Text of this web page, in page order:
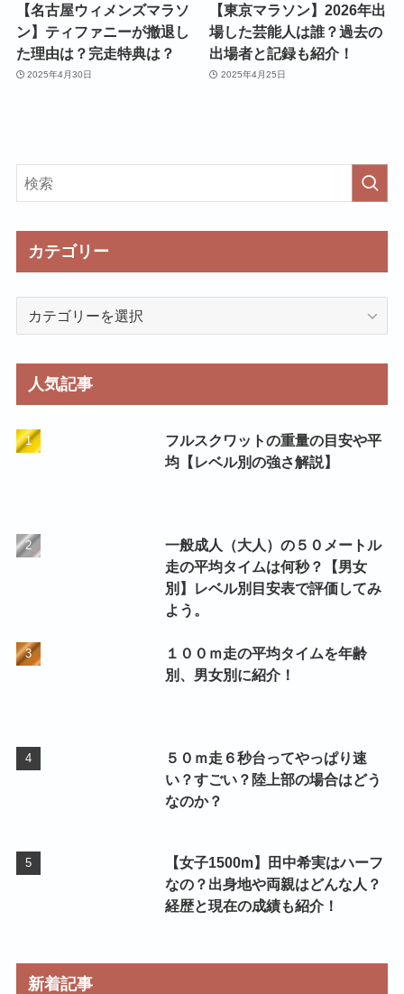
【名古屋ウィメンズマラソ
ン】ティファニーが撤退し
た理由は？完走特典は？
2025年4月30日
【東京マラソン】2026年出
場した芸能人は誰？過去の
出場者と記録も紹介！
2025年4月25日
カテゴリー
ー
人気記事
フルスクワットの重量の目安や平
均【レベル別の強さ解説】
一般成人（大人）の５０メートル
走の平均タイムは何秒？【男女
別】レベル別目安表で評価してみ
よう。
１００ｍ走の平均タイムを年齢
別、男女別に紹介！
５０ｍ走６秒台ってやっぱり速
い？すごい？陸上部の場合はどう
なのか？
【女子1500m】田中希実はハーフ
なの？出身地や両親はどんな人？
経歴と現在の成績も紹介！
新着記事